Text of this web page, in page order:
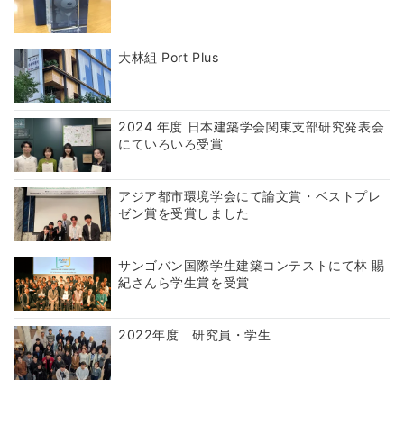
大林組 Port Plus
2024 年度 日本建築学会関東支部研究発表会
にていろいろ受賞
アジア都市環境学会にて論文賞・ベストプレ
ゼン賞を受賞しました
サンゴバン国際学生建築コンテストにて林 賜
紀さんら学生賞を受賞
2022年度 研究員・学生